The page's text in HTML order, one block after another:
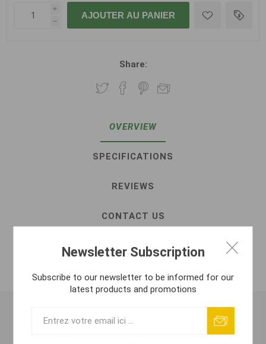
i
h
AJOUTER AU PANIER
Share:
OVERVIEW
SPECIFICATIONS
REVIEWS
CONTACT US
ATTACHMENTS
MANUEL DE SÉCURITÉ
Systém BRUCE umožňuje bez nutnosti převazování
Newsletter Subscription
Subscribe to our newsletter to be informed for our
latest products and promotions